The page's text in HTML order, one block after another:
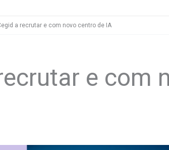
a recrutar e com novo centro de IA
e com